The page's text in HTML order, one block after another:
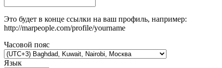
Это будет в конце ссылки на ваш профиль, например:
http://marpeople.com/profile/yourname
Часовой пояс
Язык